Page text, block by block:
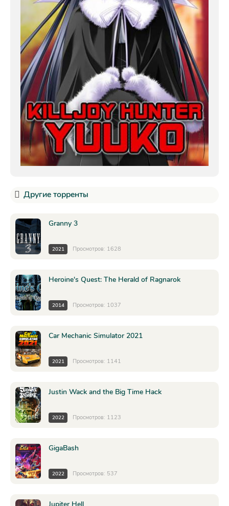
Другие торренты
Granny 3
2021 Просмотров: 1628
Heroine's Quest: The Herald of Ragnarok
2014 Просмотров: 1037
Car Mechanic Simulator 2021
2021 Просмотров: 1141
Justin Wack and the Big Time Hack
2022 Просмотров: 1123
GigaBash
2022 Просмотров: 537
Jupiter Hell